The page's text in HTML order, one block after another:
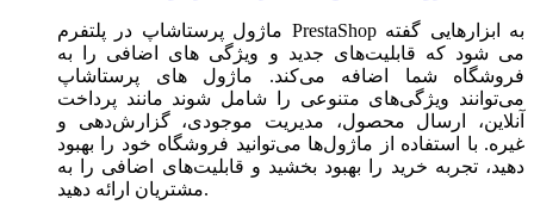
ماژول‌ پرستاشاپ در پلتفرم PrestaShop به ابزارهایی گفته
می شود که قابلیت‌های جدید و ویژگی های اضافی را به
فروشگاه شما اضافه می‌کند. ماژول های پرستاشاپ
می‌توانند ویژگی‌های متنوعی را شامل شوند مانند پرداخت
آنلاین، ارسال محصول، مدیریت موجودی، گزارش‌دهی و
غیره. با استفاده از ماژول‌ها می‌توانید فروشگاه خود را بهبود
دهید، تجربه خرید را بهبود بخشید و قابلیت‌های اضافی را به
مشتریان ارائه دهید.